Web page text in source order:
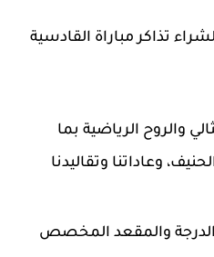
تذاكر مباراة القادسية
والروح الرياضية بما
وعاداتنا وتقاليدنا
الدرجة والمقعد المخصص